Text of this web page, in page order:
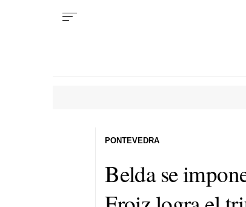
Belda se
PONTEVEDRA